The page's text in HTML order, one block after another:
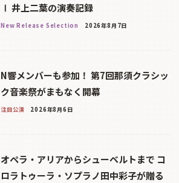
Ⅰ 井上二葉の演奏記録
New Release Selection 2026年8月7日
N響メンバーも参加！ 第7回那須クラシッ
ク音楽祭がまもなく開幕
注目公演 2026年8月6日
オペラ・アリアからシューベルトまで コ
ロラトゥーラ・ソプラノ田中彩子が贈る